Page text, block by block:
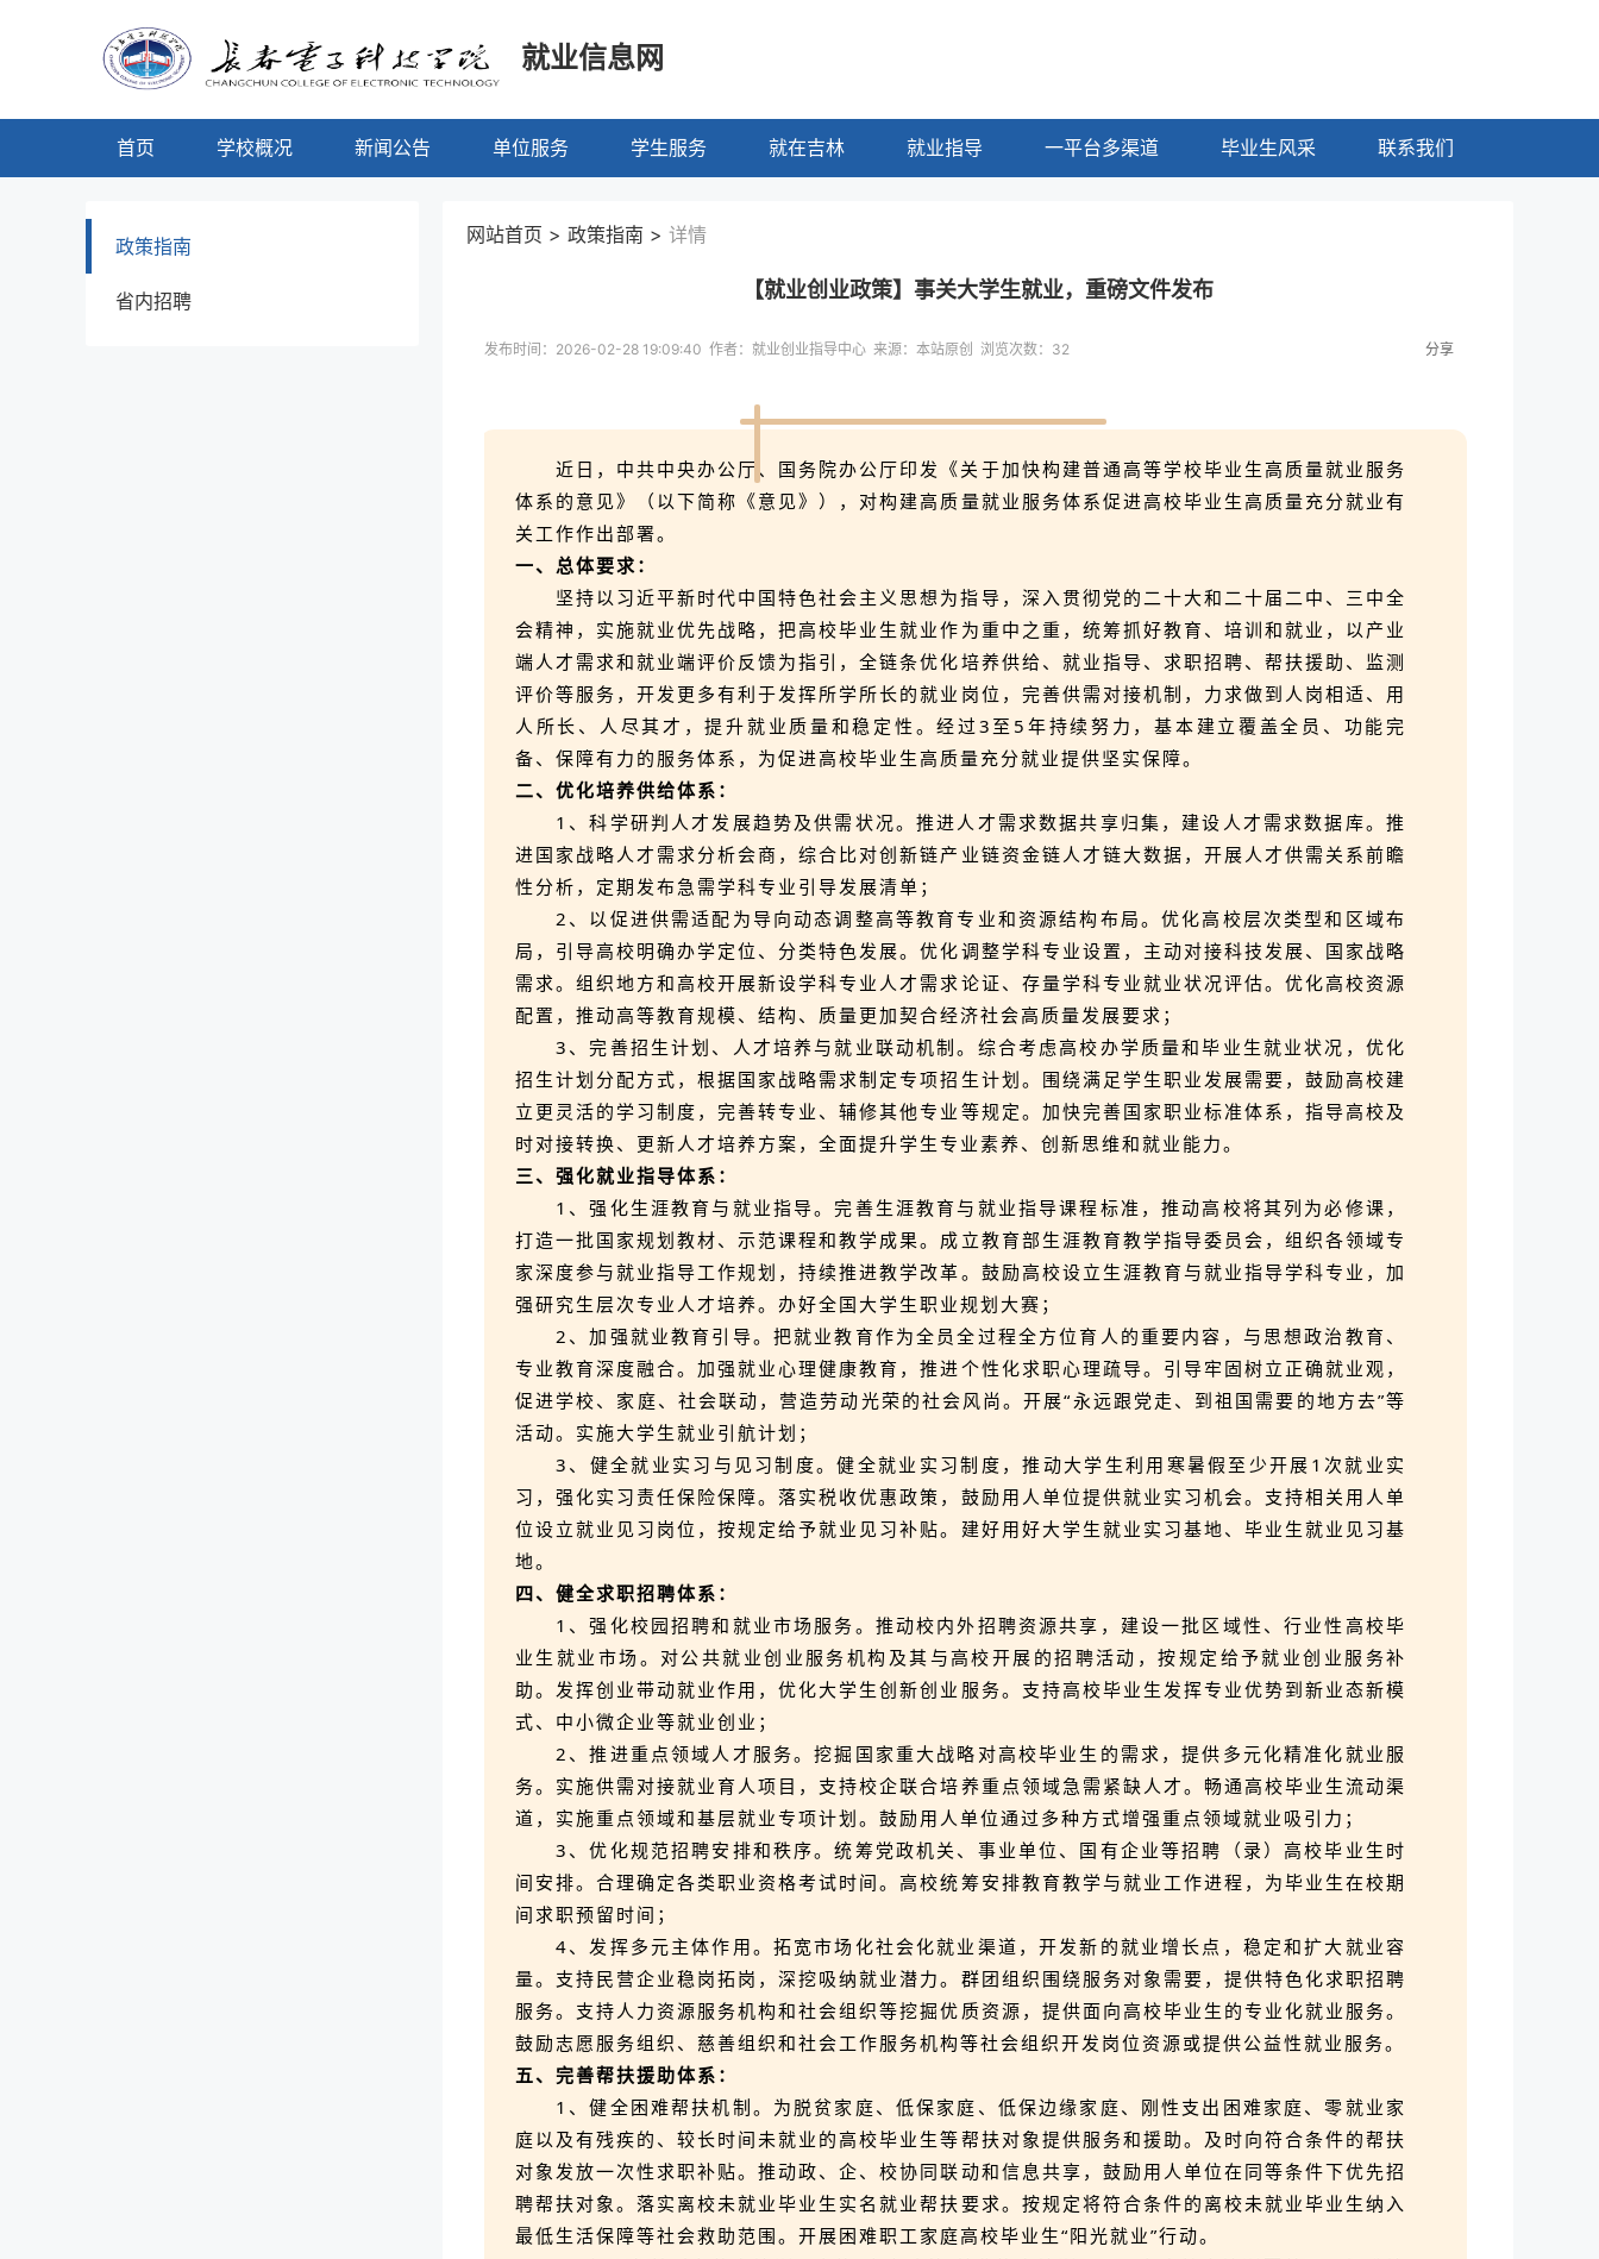
就业信息网
首页 学校概况 新闻公告 单位服务 学生服务 就在吉林 就业指导 一平台多渠道 毕业生风采 联系我们
政策指南
省内招聘
网站首页 > 政策指南 > 详情
【就业创业政策】事关大学生就业，重磅文件发布
发布时间：2026-02-28 19:09:40 作者：就业创业指导中心 来源：本站原创 浏览次数： 32 分享
近日，中共中央办公厅、国务院办公厅印发《关于加快构建普通高等学校毕业生高质量就业服务
体系的意见》（以下简称《意见》），对构建高质量就业服务体系促进高校毕业生高质量充分就业有
关工作作出部署。
一、总体要求：
坚持以习近平新时代中国特色社会主义思想为指导，深入贯彻党的二十大和二十届二中、三中全
会精神，实施就业优先战略，把高校毕业生就业作为重中之重，统筹抓好教育、培训和就业，以产业
端人才需求和就业端评价反馈为指引，全链条优化培养供给、就业指导、求职招聘、帮扶援助、监测
评价等服务，开发更多有利于发挥所学所长的就业岗位，完善供需对接机制，力求做到人岗相适、用
人所长、人尽其才，提升就业质量和稳定性。经过3至5年持续努力，基本建立覆盖全员、功能完
备、保障有力的服务体系，为促进高校毕业生高质量充分就业提供坚实保障。
二、优化培养供给体系：
1、科学研判人才发展趋势及供需状况。推进人才需求数据共享归集，建设人才需求数据库。推
进国家战略人才需求分析会商，综合比对创新链产业链资金链人才链大数据，开展人才供需关系前瞻
性分析，定期发布急需学科专业引导发展清单；
2、以促进供需适配为导向动态调整高等教育专业和资源结构布局。优化高校层次类型和区域布
局，引导高校明确办学定位、分类特色发展。优化调整学科专业设置，主动对接科技发展、国家战略
需求。组织地方和高校开展新设学科专业人才需求论证、存量学科专业就业状况评估。优化高校资源
配置，推动高等教育规模、结构、质量更加契合经济社会高质量发展要求；
3、完善招生计划、人才培养与就业联动机制。综合考虑高校办学质量和毕业生就业状况，优化
招生计划分配方式，根据国家战略需求制定专项招生计划。围绕满足学生职业发展需要，鼓励高校建
立更灵活的学习制度，完善转专业、辅修其他专业等规定。加快完善国家职业标准体系，指导高校及
时对接转换、更新人才培养方案，全面提升学生专业素养、创新思维和就业能力。
三、强化就业指导体系：
1、强化生涯教育与就业指导。完善生涯教育与就业指导课程标准，推动高校将其列为必修课，
打造一批国家规划教材、示范课程和教学成果。成立教育部生涯教育教学指导委员会，组织各领域专
家深度参与就业指导工作规划，持续推进教学改革。鼓励高校设立生涯教育与就业指导学科专业，加
强研究生层次专业人才培养。办好全国大学生职业规划大赛；
2、加强就业教育引导。把就业教育作为全员全过程全方位育人的重要内容，与思想政治教育、
专业教育深度融合。加强就业心理健康教育，推进个性化求职心理疏导。引导牢固树立正确就业观，
促进学校、家庭、社会联动，营造劳动光荣的社会风尚。开展“永远跟党走、到祖国需要的地方去”等
活动。实施大学生就业引航计划；
3、健全就业实习与见习制度。健全就业实习制度，推动大学生利用寒暑假至少开展1次就业实
习，强化实习责任保险保障。落实税收优惠政策，鼓励用人单位提供就业实习机会。支持相关用人单
位设立就业见习岗位，按规定给予就业见习补贴。建好用好大学生就业实习基地、毕业生就业见习基
地。
四、健全求职招聘体系：
1、强化校园招聘和就业市场服务。推动校内外招聘资源共享，建设一批区域性、行业性高校毕
业生就业市场。对公共就业创业服务机构及其与高校开展的招聘活动，按规定给予就业创业服务补
助。发挥创业带动就业作用，优化大学生创新创业服务。支持高校毕业生发挥专业优势到新业态新模
式、中小微企业等就业创业；
2、推进重点领域人才服务。挖掘国家重大战略对高校毕业生的需求，提供多元化精准化就业服
务。实施供需对接就业育人项目，支持校企联合培养重点领域急需紧缺人才。畅通高校毕业生流动渠
道，实施重点领域和基层就业专项计划。鼓励用人单位通过多种方式增强重点领域就业吸引力；
3、优化规范招聘安排和秩序。统筹党政机关、事业单位、国有企业等招聘（录）高校毕业生时
间安排。合理确定各类职业资格考试时间。高校统筹安排教育教学与就业工作进程，为毕业生在校期
间求职预留时间；
4、发挥多元主体作用。拓宽市场化社会化就业渠道，开发新的就业增长点，稳定和扩大就业容
量。支持民营企业稳岗拓岗，深挖吸纳就业潜力。群团组织围绕服务对象需要，提供特色化求职招聘
服务。支持人力资源服务机构和社会组织等挖掘优质资源，提供面向高校毕业生的专业化就业服务。
鼓励志愿服务组织、慈善组织和社会工作服务机构等社会组织开发岗位资源或提供公益性就业服务。
五、完善帮扶援助体系：
1、健全困难帮扶机制。为脱贫家庭、低保家庭、低保边缘家庭、刚性支出困难家庭、零就业家
庭以及有残疾的、较长时间未就业的高校毕业生等帮扶对象提供服务和援助。及时向符合条件的帮扶
对象发放一次性求职补贴。推动政、企、校协同联动和信息共享，鼓励用人单位在同等条件下优先招
聘帮扶对象。落实离校未就业毕业生实名就业帮扶要求。按规定将符合条件的离校未就业毕业生纳入
最低生活保障等社会救助范围。开展困难职工家庭高校毕业生“阳光就业”行动。